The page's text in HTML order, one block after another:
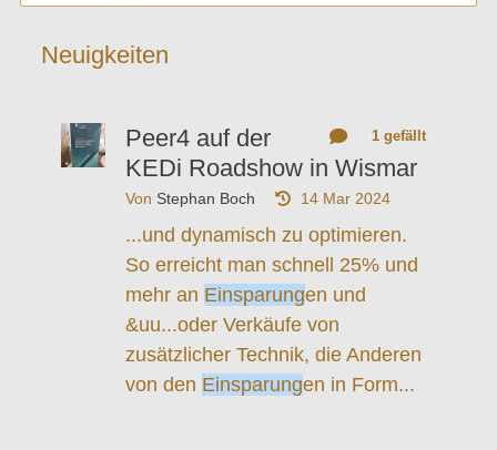
Neuigkeiten
1 gefällt
Peer4 auf der
KEDi Roadshow in Wismar
Von Stephan Boch 14 Mar 2024
...und dynamisch zu optimieren.
So erreicht man schnell 25% und
mehr an Einsparungen und
&uu...oder Verkäufe von
zusätzlicher Technik, die Anderen
von den Einsparungen in Form...